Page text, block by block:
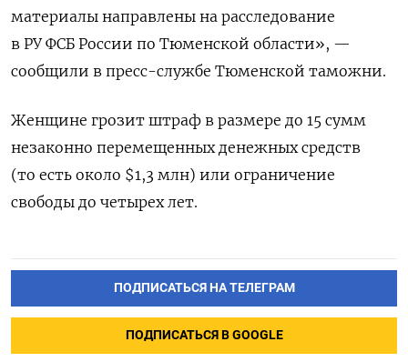
материалы направлены на расследование
в РУ ФСБ России по Тюменской области», —
сообщили в пресс-службе Тюменской таможни.
Женщине грозит штраф в размере до 15 сумм
незаконно перемещенных денежных средств
(то есть около $1,3 млн) или ограничение
свободы до четырех лет.
ПОДПИСАТЬСЯ НА ТЕЛЕГРАМ
ПОДПИСАТЬСЯ В GOOGLE